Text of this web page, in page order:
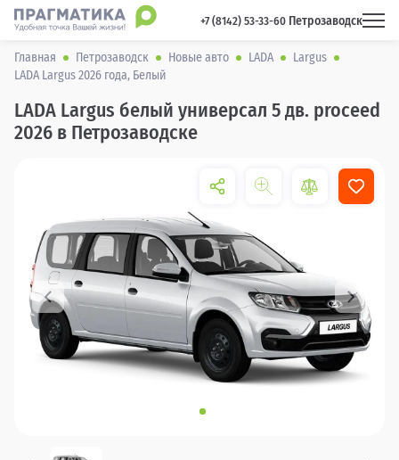
+7 (8142) 53-33-60 Петрозаводск
Главная Петрозаводск Новые авто LADA
Largus
LADA Largus 2026 года, Белый
LADA Largus белый универсал 5 дв. proceed
2026 в Петрозаводске